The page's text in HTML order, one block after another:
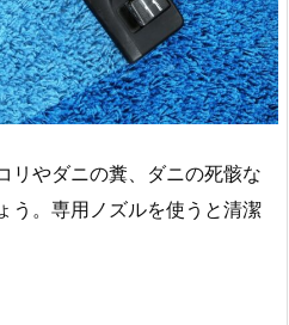
リやダニの糞、ダニの死骸な
う。専用ノズルを使うと清潔